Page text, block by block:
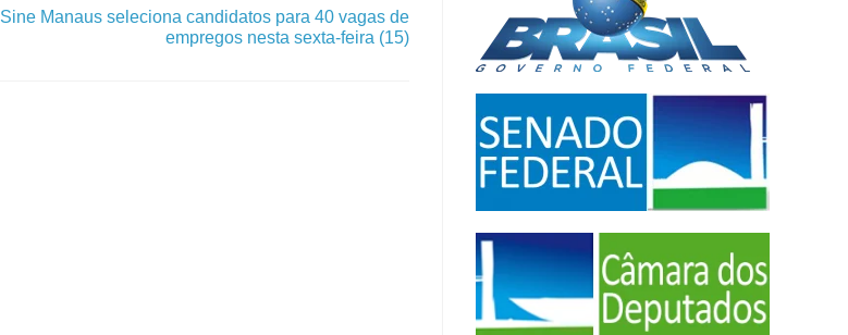
Sine Manaus seleciona candidatos para 40 vagas de
empregos nesta sexta-feira (15)